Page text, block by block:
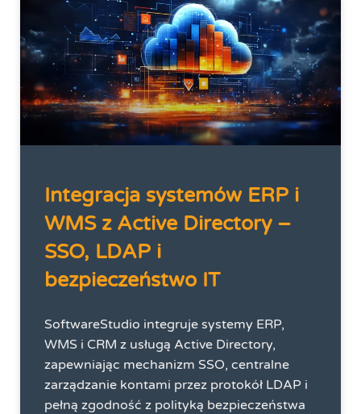
Integracja systemów ERP i
WMS z Active Directory –
SSO, LDAP i
bezpieczeństwo IT
SoftwareStudio integruje systemy ERP,
WMS i CRM z usługą Active Directory,
zapewniając mechanizm SSO, centralne
zarządzanie kontami przez protokół LDAP i
pełną zgodność z polityką bezpieczeństwa